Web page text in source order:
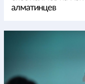
алматинцев